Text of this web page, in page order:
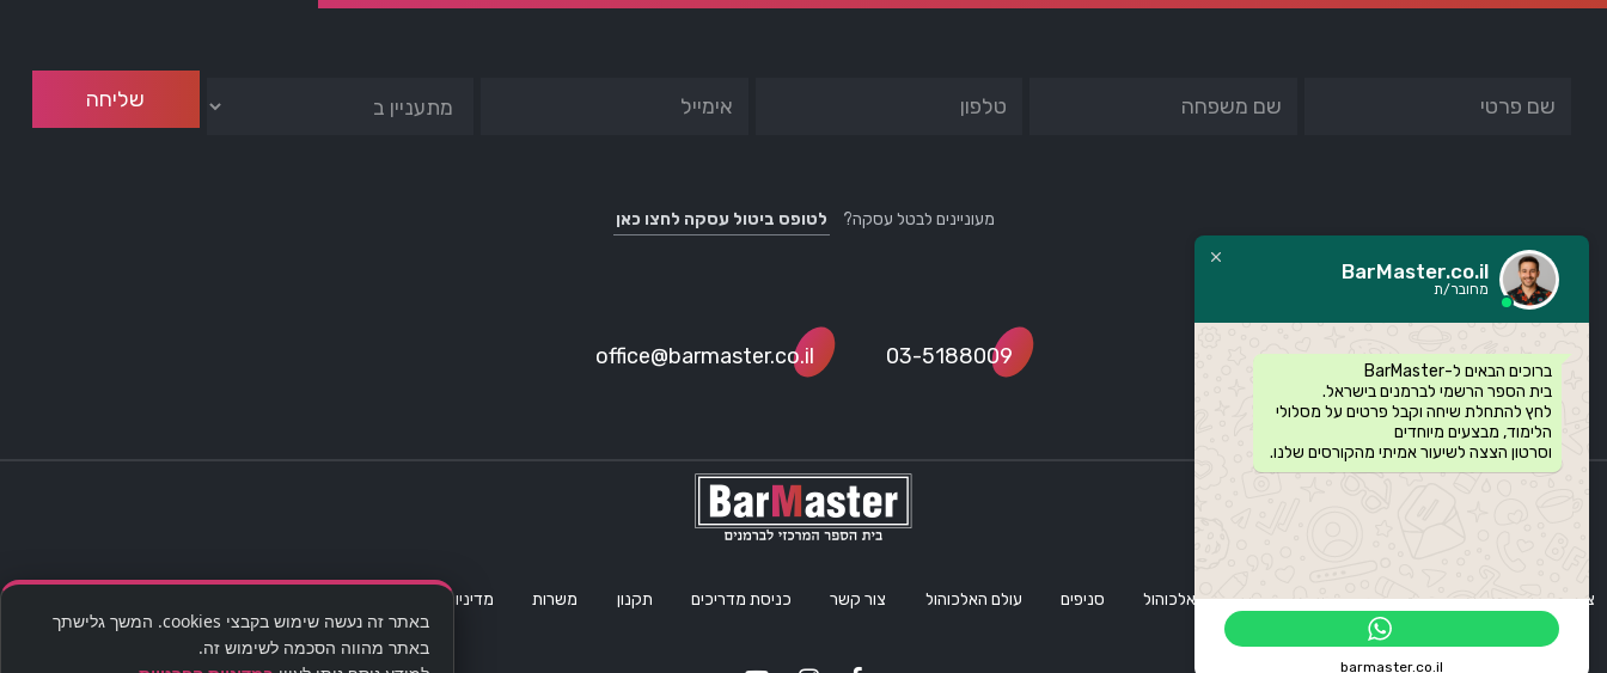
מעוניינים לבטל עסקה? לטופס ביטול עסקה לחצו כאן
03-5188009
office@barmaster.co.il
צוות בר מאסטר אודותינו קורסי ברמנים סדנת אלכוהול סניפים עולם האלכוהול צור קשר כניסת מדריכים תקנון משרות מדיניות פרטיות
BarMaster.co.il
מחובר/ת
ברוכים הבאים ל-BarMaster
בית הספר הרשמי לברמנים בישראל.
לחץ להתחלת שיחה וקבל פרטים על מסלולי
הלימוד, מבצעים מיוחדים
וסרטון הצצה לשיעור אמיתי מהקורסים שלנו.
barmaster.co.il
באתר זה נעשה שימוש בקבצי cookies. המשך גלישתך
באתר מהווה הסכמה לשימוש זה.